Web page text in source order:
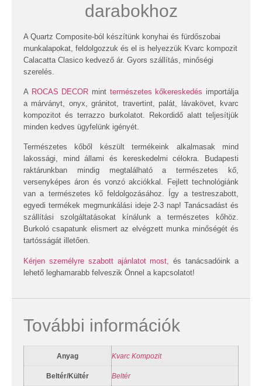
darabokhoz
A Quartz Composite-ból készítünk konyhai és fürdőszobai
munkalapokat, feldolgozzuk és el is helyezzük Kvarc kompozit
Calacatta Clasico kedvező ár. Gyors szállítás, minőségi
szerelés.
A ROCAS DECOR mint természetes kőkereskedés importálja
a márványt, onyx, gránitot, travertint, palát, lávakövet, kvarc
kompozitot és terrazzo burkolatot. Rekordidő alatt teljesítjük
minden kedves ügyfelünk igényét.
Természetes kőből készült termékeink alkalmasak mind
lakossági, mind állami és kereskedelmi célokra. Budapesti
raktárunkban mindig megtalálható a természetes kő,
versenyképes áron és vonzó akciókkal. Fejlett technológiánk
van a természetes kő feldolgozásához. Így a testreszabott,
egyedi termékek megmunkálási ideje 2-3 nap! Tanácsadást és
szállítási szolgáltatásokat kínálunk a természetes kőhöz.
Burkoló csapatunk elismert az elvégzett munka minőségét és
tartósságát illetően.
Kérjen személyre szabott ajánlatot most,
és tanácsadóink a
lehető leghamarabb felveszik Önnel a kapcsolatot!
További információk
Anyag Kvarc Kompozit
Beltér/Kültér Beltér